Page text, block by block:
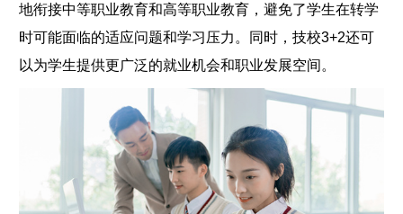
地衔接中等职业教育和高等职业教育，避免了学生在转学
时可能面临的适应问题和学习压力。同时，技校3+2还可
以为学生提供更广泛的就业机会和职业发展空间。